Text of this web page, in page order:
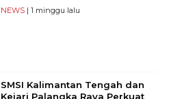
NEWS| 1 minggu lalu
SMSI Kalimantan Tengah dan
Kejari Palangka Raya Perkuat